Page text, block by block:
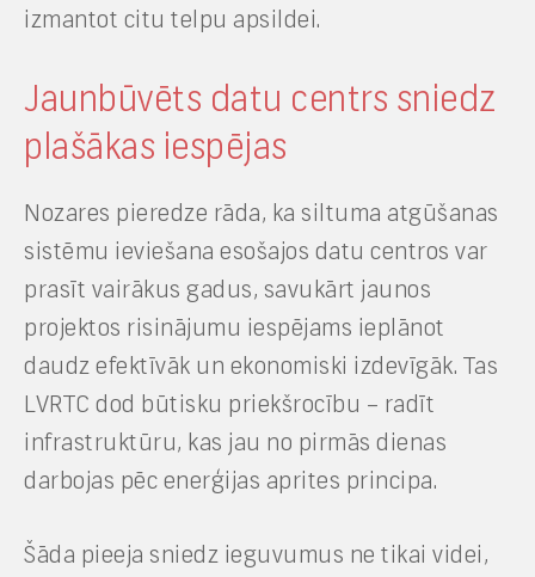
izmantot citu telpu apsildei.
Jaunbūvēts datu centrs sniedz
plašākas iespējas
Nozares pieredze rāda, ka siltuma atgūšanas
sistēmu ieviešana esošajos datu centros var
prasīt vairākus gadus, savukārt jaunos
projektos risinājumu iespējams ieplānot
daudz efektīvāk un ekonomiski izdevīgāk. Tas
LVRTC dod būtisku priekšrocību – radīt
infrastruktūru, kas jau no pirmās dienas
darbojas pēc enerģijas aprites principa.
Šāda pieeja sniedz ieguvumus ne tikai videi,